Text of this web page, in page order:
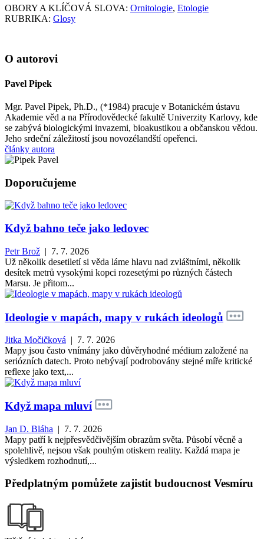
OBORY A KLÍČOVÁ SLOVA: Ornitologie, Etologie
RUBRIKA: Glosy
O autorovi
Pavel Pipek
Mgr. Pavel Pipek, Ph.D., (*1984) pracuje v Botanickém ústavu
Akademie věd a na Přírodovědecké fakultě Univerzity Karlovy, kde
se zabývá biologickými invazemi, bioakustikou a občanskou vědou.
Jeho srdeční záležitostí jsou novozélandští opeřenci.
články autora
Doporučujeme
Když bahno teče jako ledovec
Petr Brož | 7. 7. 2026
Už několik desetiletí si věda láme hlavu nad zvláštními, několik
desítek metrů vysokými kopci rozesetými po různých částech
Marsu. Je přitom...
Ideologie v mapách, mapy v rukách ideologů
Jitka Močičková | 7. 7. 2026
Mapy jsou často vnímány jako důvěryhodné médium založené na
seriózních datech. Proto nebývají podrobovány stejné míře kritické
reflexe jako text,...
Když mapa mluví
Jan D. Bláha | 7. 7. 2026
Mapy patří k nejpřesvědčivějším obrazům světa. Působí věcně a
spolehlivě, nejsou však pouhým otiskem reality. Každá mapa je
výsledkem rozhodnutí,...
Předplatným pomůžete zajistit budoucnost Vesmíru